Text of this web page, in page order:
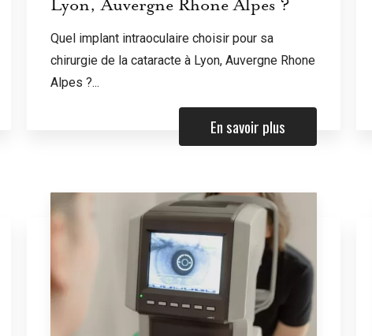
Lyon, Auvergne Rhone Alpes ?
Quel implant intraoculaire choisir pour sa
chirurgie de la cataracte à Lyon, Auvergne Rhone
Alpes ?...
En savoir plus